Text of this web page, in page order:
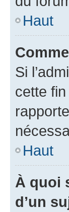
Haut
Si
cette
Haut
À quoi
d’un